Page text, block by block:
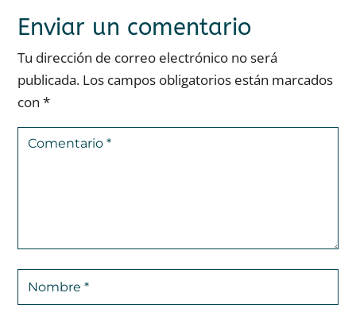
Enviar un comentario
Tu dirección de correo electrónico no será
publicada. Los campos obligatorios están marcados
con*